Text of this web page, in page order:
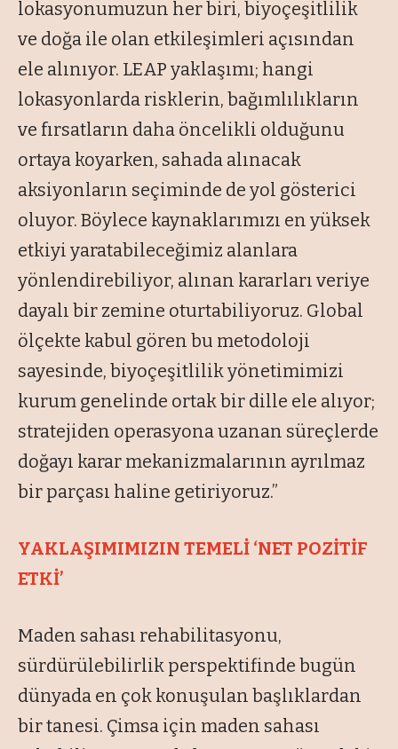
lokasyonumuzun her biri, biyoçeşitlilik
ve doğa ile olan etkileşimleri açısından
ele alınıyor. LEAP yaklaşımı; hangi
lokasyonlarda risklerin, bağımlılıkların
ve fırsatların daha öncelikli olduğunu
ortaya koyarken, sahada alınacak
aksiyonların seçiminde de yol gösterici
oluyor. Böylece kaynaklarımızı en yüksek
etkiyi yaratabileceğimiz alanlara
yönlendirebiliyor, alınan kararları veriye
dayalı bir zemine oturtabiliyoruz. Global
ölçekte kabul gören bu metodoloji
sayesinde, biyoçeşitlilik yönetimimizi
kurum genelinde ortak bir dille ele alıyor;
stratejiden operasyona uzanan süreçlerde
doğayı karar mekanizmalarının ayrılmaz
bir parçası haline getiriyoruz.”
YAKLAŞIMIMIZIN TEMELİ ‘NET POZİTİF
ETKİ’
Maden sahası rehabilitasyonu,
sürdürülebilirlik perspektifinde bugün
dünyada en çok konuşulan başlıklardan
bir tanesi. Çimsa için maden sahası